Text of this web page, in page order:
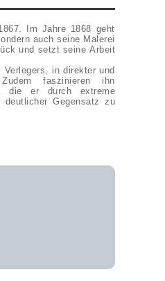
Im Jahre 1868 geht
auch seine Malerei
und setzt seine Arbeit
in direkter und
faszinieren ihn
die er durch extreme
deutlicher Gegensatz zu